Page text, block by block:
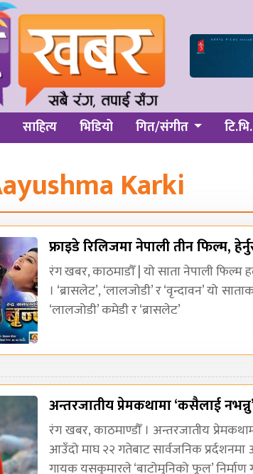
साहित्य भिडियो गित/संगीत टि.भि.
Karki
फ्राइडे रिलिजमा नेपाली तीन फिल्म,
रंग खबर, काठमाडौँ | यो साता नेपाली
। ‘ब्रासलेट’, ‘लालजोडी’ र ‘वृन्दावन’ यो
‘लालजोडी’ कमेडी र ‘ब्रासलेट’
अन्तरजातीय प्रेमकथामा ‘कसैलाई
रंग खबर, काठमाण्डौँ । अन्तरजातीय
आउँदो माघ २२ गतेबाट सार्वजनिक
गायक यसकुमारले ‘बाटोमुनिको फूल’ निर्माण